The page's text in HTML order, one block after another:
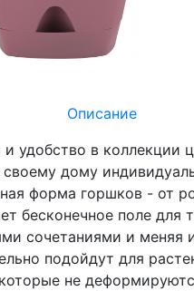
Описание
и удобство в коллекции
своему дому
форма горшков - от
бесконечное поле
сочетаниями и меняя
подойдут для
не